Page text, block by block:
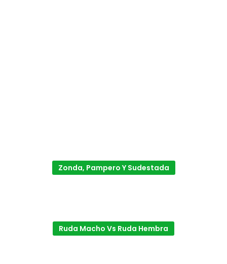
Zonda, Pampero Y Sudestada
Ruda Macho Vs Ruda Hembra